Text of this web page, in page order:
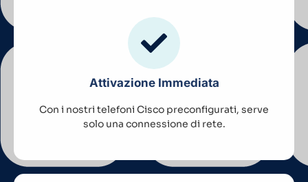
Attivazione Immediata
Con i nostri telefoni Cisco preconfigurati, serve
solo una connessione di rete.